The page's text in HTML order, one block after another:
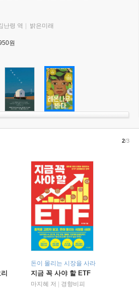
난령 역 밝은미래
원
돈이 몰리는 시장을 사라
지금 꼭 사야 할 ETF
마지혜 저
경향비피
2/3